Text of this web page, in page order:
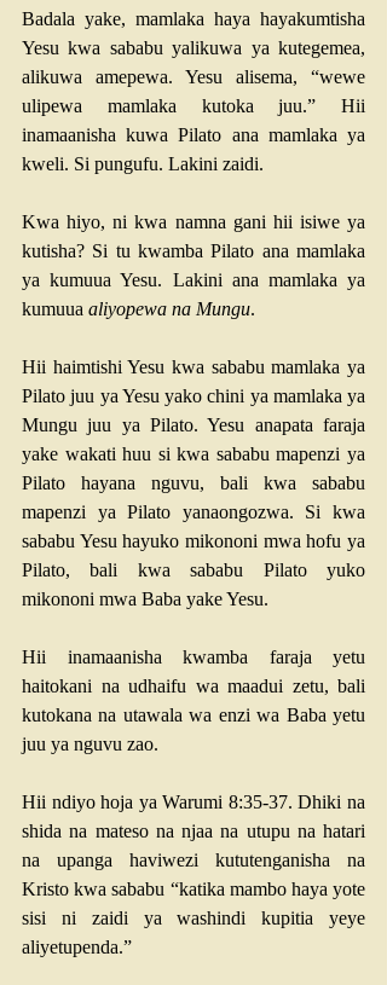
Badala yake, mamlaka haya hayakumtisha
Yesu kwa sababu yalikuwa ya kutegemea,
alikuwa amepewa. Yesu alisema, “wewe
ulipewa mamlaka kutoka juu.” Hii
inamaanisha kuwa Pilato ana mamlaka ya
kweli. Si pungufu. Lakini zaidi.
Kwa hiyo, ni kwa namna gani hii isiwe ya
kutisha? Si tu kwamba Pilato ana mamlaka
ya kumuua Yesu. Lakini ana mamlaka ya
kumuua aliyopewa na Mungu.
Hii haimtishi Yesu kwa sababu mamlaka ya
Pilato juu ya Yesu yako chini ya mamlaka ya
Mungu juu ya Pilato. Yesu anapata faraja
yake wakati huu si kwa sababu mapenzi ya
Pilato hayana nguvu, bali kwa sababu
mapenzi ya Pilato yanaongozwa. Si kwa
sababu Yesu hayuko mikononi mwa hofu ya
Pilato, bali kwa sababu Pilato yuko
mikononi mwa Baba yake Yesu.
Hii inamaanisha kwamba faraja yetu
haitokani na udhaifu wa maadui zetu, bali
kutokana na utawala wa enzi wa Baba yetu
juu ya nguvu zao.
Hii ndiyo hoja ya Warumi 8:35-37. Dhiki na
shida na mateso na njaa na utupu na hatari
na upanga haviwezi kututenganisha na
Kristo kwa sababu “katika mambo haya yote
sisi ni zaidi ya washindi kupitia yeye
aliyetupenda.”